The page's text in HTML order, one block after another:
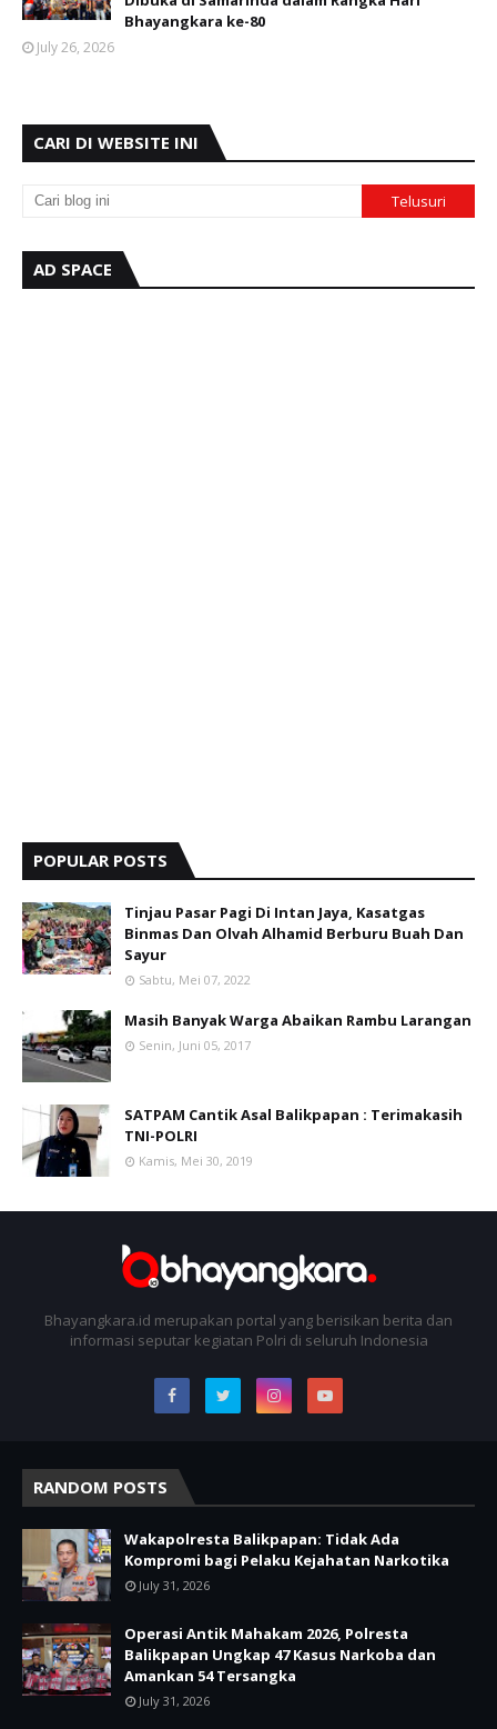
Bhayangkara ke-80
July 26, 2026
CARI DI WEBSITE INI
AD SPACE
POPULAR POSTS
Tinjau Pasar Pagi Di Intan Jaya, Kasatgas
Binmas Dan Olvah Alhamid Berburu Buah Dan
Sayur
Sabtu, Mei 07, 2022
Masih Banyak Warga Abaikan Rambu Larangan
Senin, Juni 05, 2017
SATPAM Cantik Asal Balikpapan : Terimakasih
TNI-POLRI
Kamis, Mei 30, 2019
Bhayangkara.id merupakan portal yang berisikan berita dan
informasi seputar kegiatan Polri di seluruh Indonesia
RANDOM POSTS
Wakapolresta Balikpapan: Tidak Ada
Kompromi bagi Pelaku Kejahatan Narkotika
July 31, 2026
Operasi Antik Mahakam 2026, Polresta
Balikpapan Ungkap 47 Kasus Narkoba dan
Amankan 54 Tersangka
July 31, 2026